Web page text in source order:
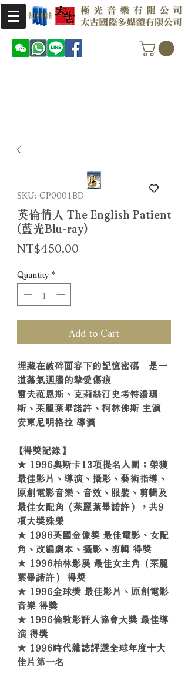
SKU: CP0001BD
英倫情人 The English Patient
(藍光Blu-ray)
NT$450.00
Quantity *
Add to Cart
埋藏在破碎面容下的記憶密碼 是一
道蕩氣迴腸的摯愛傷痕
雷夫范恩斯、克莉絲汀史考特湯瑪
斯、茱麗葉畢諾許、柯林佛斯 主演
安東尼明格拉 導演
【得獎記錄】
★ 1996奧斯卡13項提名入圍；榮獲
最佳影片、導演、攝影、藝術指導、
原創電影音樂、音效、服裝、剪輯及
最佳女配角（茱麗葉畢諾許），共9
項大獎殊榮
★ 1996英國金像獎 最佳電影、女配
角、改編劇本、攝影、剪輯 得獎
★ 1996柏林影展 最佳女主角（茱麗
葉畢諾許） 得獎
★ 1996金球獎 最佳影片、原創電影
音樂 得獎
★ 1996倫敦影評人協會大獎 最佳導
演 得獎
★ 1996時代雜誌評選全球年度十大
佳片第一名